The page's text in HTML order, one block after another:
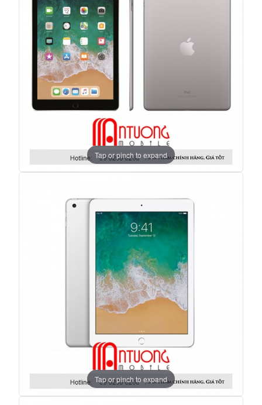
Tap or pinch to expand
Tap or pinch to expand